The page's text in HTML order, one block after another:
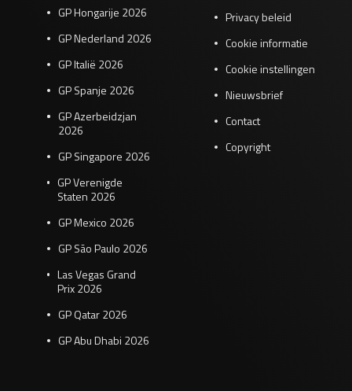
GP Hongarije 2026
GP Nederland 2026
GP Italië 2026
GP Spanje 2026
GP Azerbeidzjan
2026
GP Singapore 2026
GP Verenigde
Staten 2026
GP Mexico 2026
GP São Paulo 2026
Las Vegas Grand
Prix 2026
GP Qatar 2026
GP Abu Dhabi 2026
Privacy beleid
Cookie informatie
Cookie instellingen
Nieuwsbrief
Contact
Copyright